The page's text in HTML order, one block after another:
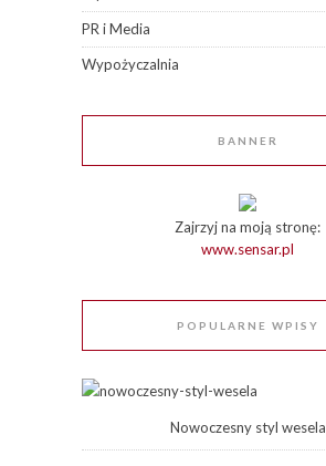
PR i Media
Wypożyczalnia
BANNER
Zajrzyj na moją stronę:
www.sensar.pl
POPULARNE WPISY
Nowoczesny styl wesela